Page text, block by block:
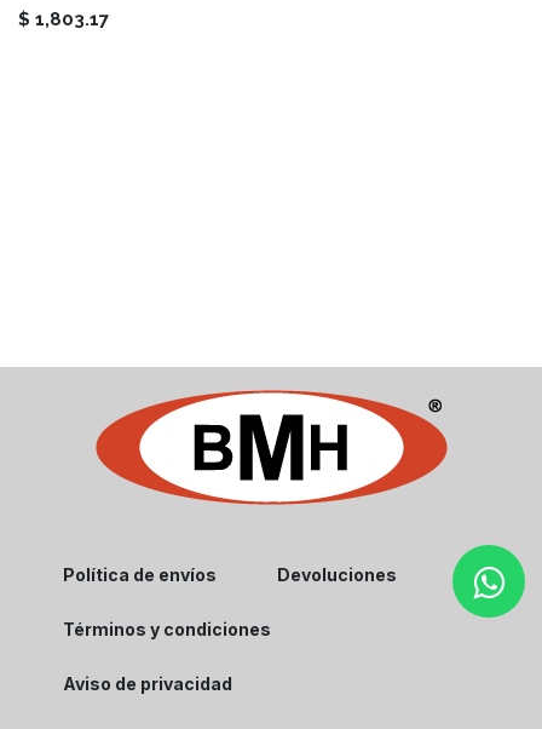
$ 1,803.17
Política de envíos Devoluciones
Términos y condiciones
Aviso de privacidad